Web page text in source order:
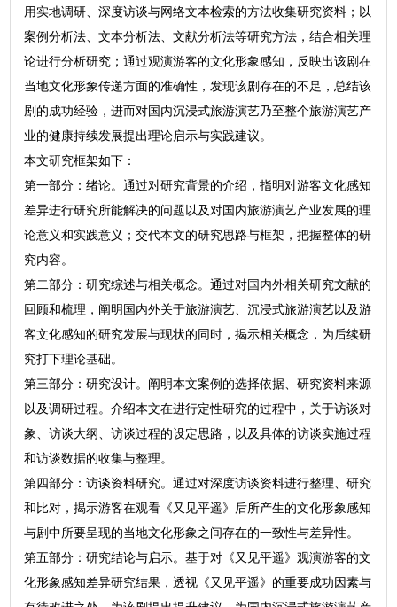
用实地调研、深度访谈与网络文本检索的方法收集研究资料；以
案例分析法、文本分析法、文献分析法等研究方法，结合相关理
论进行分析研究；通过观演游客的文化形象感知，反映出该剧在
当地文化形象传递方面的准确性，发现该剧存在的不足，总结该
剧的成功经验，进而对国内沉浸式旅游演艺乃至整个旅游演艺产
业的健康持续发展提出理论启示与实践建议。
本文研究框架如下：
第一部分：绪论。通过对研究背景的介绍，指明对游客文化感知
差异进行研究所能解决的问题以及对国内旅游演艺产业发展的理
论意义和实践意义；交代本文的研究思路与框架，把握整体的研
究内容。
第二部分：研究综述与相关概念。通过对国内外相关研究文献的
回顾和梳理，阐明国内外关于旅游演艺、沉浸式旅游演艺以及游
客文化感知的研究发展与现状的同时，揭示相关概念，为后续研
究打下理论基础。
第三部分：研究设计。阐明本文案例的选择依据、研究资料来源
以及调研过程。介绍本文在进行定性研究的过程中，关于访谈对
象、访谈大纲、访谈过程的设定思路，以及具体的访谈实施过程
和访谈数据的收集与整理。
第四部分：访谈资料研究。通过对深度访谈资料进行整理、研究
和比对，揭示游客在观看《又见平遥》后所产生的文化形象感知
与剧中所要呈现的当地文化形象之间存在的一致性与差异性。
第五部分：研究结论与启示。基于对《又见平遥》观演游客的文
化形象感知差异研究结果，透视《又见平遥》的重要成功因素与